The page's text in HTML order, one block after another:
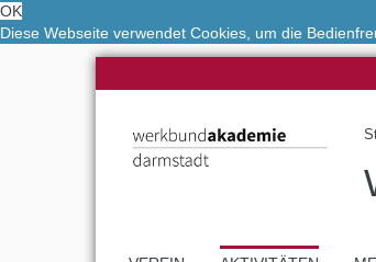
OK
Diese Webseite verwendet Cookies, um die